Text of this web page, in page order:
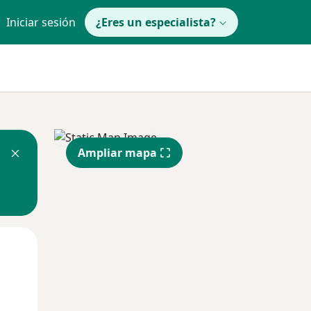
Iniciar sesión ¿Eres un especialista?
Ampliar mapa